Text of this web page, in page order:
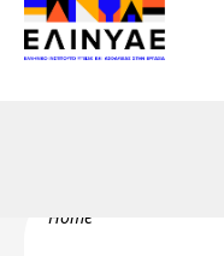
Skip to main content
Header Top 2
Header Top
Breadcrumb
Home